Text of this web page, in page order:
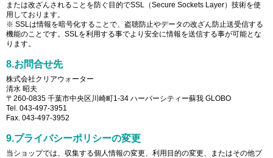
または改ざんされることを防ぐ目的でSSL（Secure Sockets Layer）技術を使
用しております。
※ SSLは情報を暗号化することで、盗聴防止やデータの改ざん防止送受信する
機能のことです。SSLを利用する事でより安全に情報を送信する事が可能とな
ります。
8.お問合せ先
株式会社クリアウォーター
清水 昭夫
〒260-0835 千葉市中央区川崎町1-34 ハーバーシティー蘇我 GLOBO
Tel. 043-497-3951
Fax. 043-497-3952
9.プライバシーポリシーの変更
当ショップでは、収集する個人情報の変更、利用目的の変更、またはその他プ